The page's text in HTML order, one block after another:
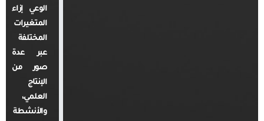
الوعي إزاء
المتغيرات
المختلفة
عبر عدة
صور من
الإنتاج
العلمي،
والأنشطة